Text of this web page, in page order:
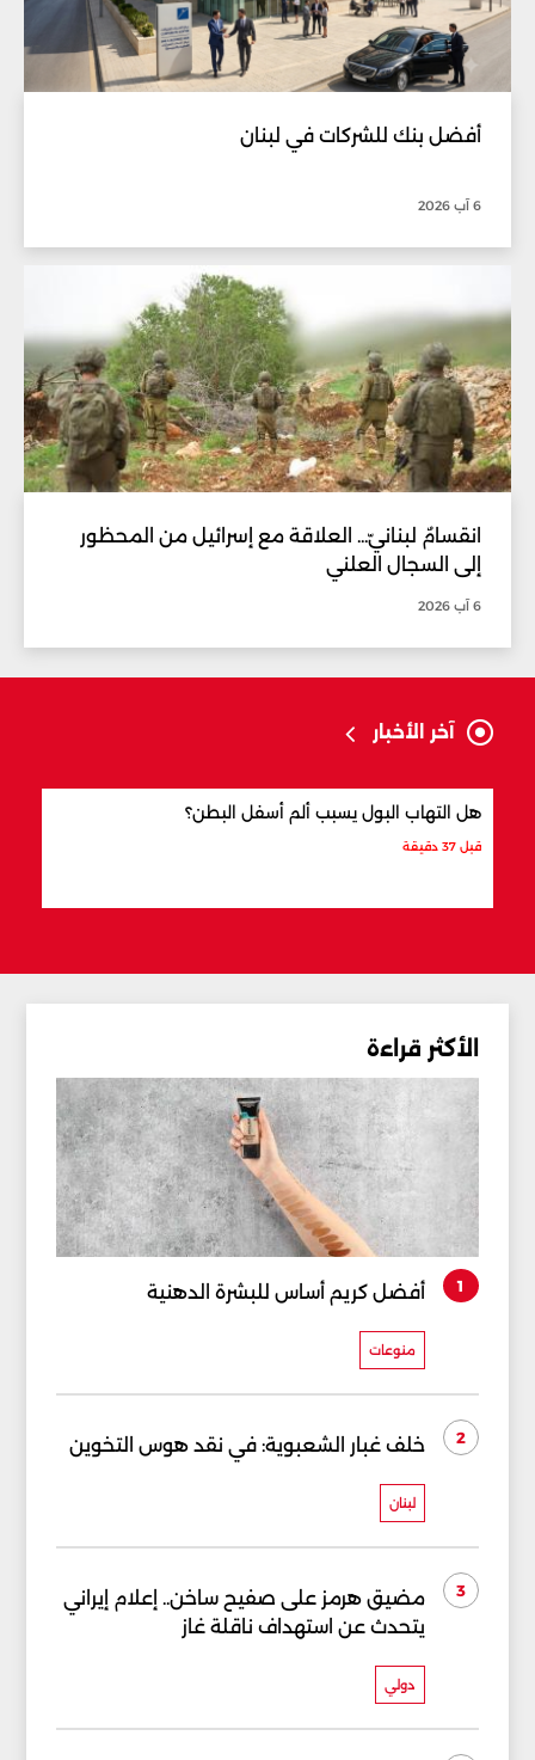
أفضل بنك للشركات في لبنان
6 آب 2026
انقسامٌ لبنانيّ... العلاقة مع إسرائيل من المحظور
إلى السجال العلني
6 آب 2026
آخر الأخبار
هل التهاب البول يسبب ألم أسفل البطن؟
قبل 37 دقيقة
الأكثر قراءة
1 أفضل كريم أساس للبشرة الدهنية
منوعات
2 خلف غبار الشعبوية: في نقد هوس التخوين
لبنان
3
مضيق هرمز على صفيح ساخن.. إعلام إيراني
يتحدث عن استهداف ناقلة غاز
دولي